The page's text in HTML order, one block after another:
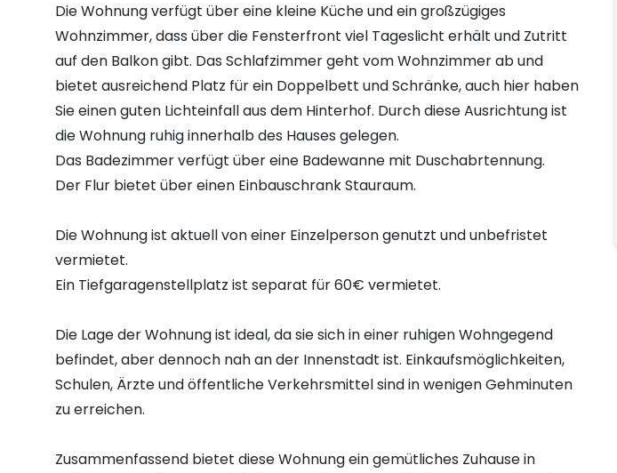
Die Wohnung verfügt über eine kleine Küche und ein großzügiges
Wohnzimmer, dass über die Fensterfront viel Tageslicht erhält und Zutritt
auf den Balkon gibt. Das Schlafzimmer geht vom Wohnzimmer ab und
bietet ausreichend Platz für ein Doppelbett und Schränke, auch hier haben
Sie einen guten Lichteinfall aus dem Hinterhof. Durch diese Ausrichtung ist
die Wohnung ruhig innerhalb des Hauses gelegen.
Das Badezimmer verfügt über eine Badewanne mit Duschabrtennung.
Der Flur bietet über einen Einbauschrank Stauraum.
Die Wohnung ist aktuell von einer Einzelperson genutzt und unbefristet
vermietet.
Ein Tiefgaragenstellplatz ist separat für 60€ vermietet.
Die Lage der Wohnung ist ideal, da sie sich in einer ruhigen Wohngegend
befindet, aber dennoch nah an der Innenstadt ist. Einkaufsmöglichkeiten,
Schulen, Ärzte und öffentliche Verkehrsmittel sind in wenigen Gehminuten
zu erreichen.
Zusammenfassend bietet diese Wohnung ein gemütliches Zuhause in